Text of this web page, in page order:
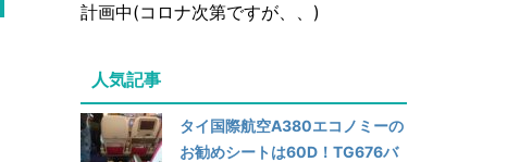
計画中(コロナ次第ですが、、)
人気記事
タイ国際航空A380エコノミーの
お勧めシートは60D！TG676バ